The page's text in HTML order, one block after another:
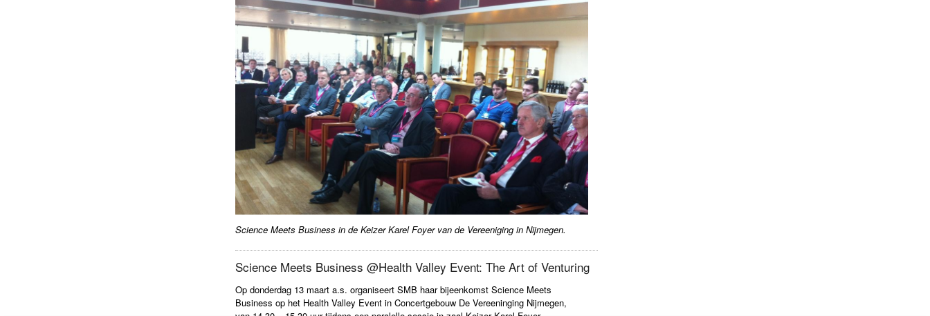
Science Meets Business in de Keizer Karel Foyer van de Vereeniging in Nijmegen.
Science Meets Business @Health Valley Event: The Art of Venturing
Op donderdag 13 maart a.s. organiseert SMB haar bijeenkomst Science Meets
Business op het Health Valley Event in Concertgebouw De Vereeninging Nijmegen,